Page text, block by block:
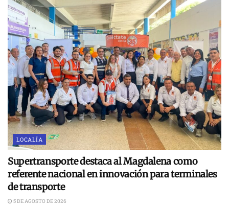
LOCALÍA
Supertransporte destaca al Magdalena como
referente nacional en innovación para terminales
de transporte
5 DE AGOSTO DE 2026